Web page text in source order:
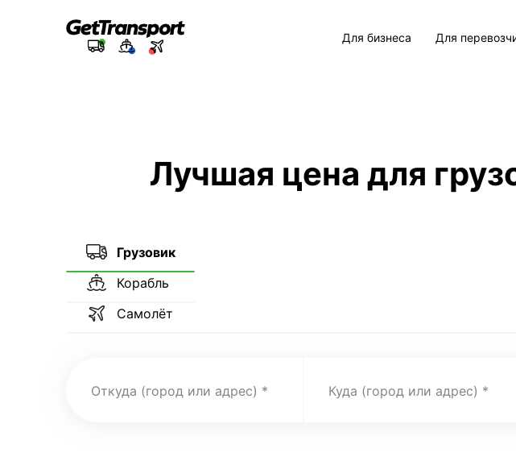
Для бизнеса Для
Лучшая цена для
Грузовик
Корабль
Самолёт
Откуда (город или адрес) Куда (город или адрес)